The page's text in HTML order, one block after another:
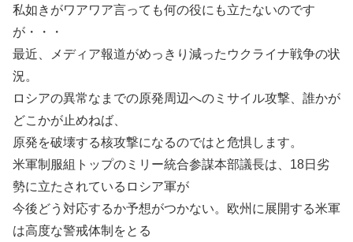
私如きがワアワア言っても何の役にも立たないのです
が・・・
最近、メディア報道がめっきり減ったウクライナ戦争の状
況。
ロシアの異常なまでの原発周辺へのミサイル攻撃、誰かが
どこかが止めねば、
原発を破壊する核攻撃になるのではと危惧します。
米軍制服組トップのミリー統合参謀本部議長は、18日劣
勢に立たされているロシア軍が
今後どう対応するか予想がつかない。欧州に展開する米軍
は高度な警戒体制をとる